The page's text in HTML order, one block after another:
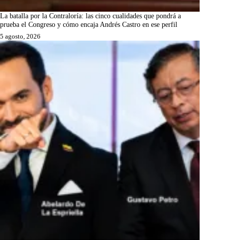
La batalla por la Contraloría: las cinco cualidades que pondrá a
prueba el Congreso y cómo encaja Andrés Castro en ese perfil
5 agosto, 2026